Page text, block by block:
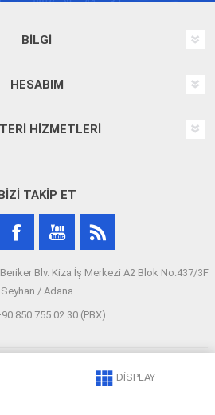
BILGI
HESABIM
HIZMETLERI
TAKIP ET
Blv. Kiza İş Merkezi A2 Blok No:437/3F
Seyhan / Adana
850 755 02 30 (PBX)
Tüm hakları saklıdır.
DISPLAY